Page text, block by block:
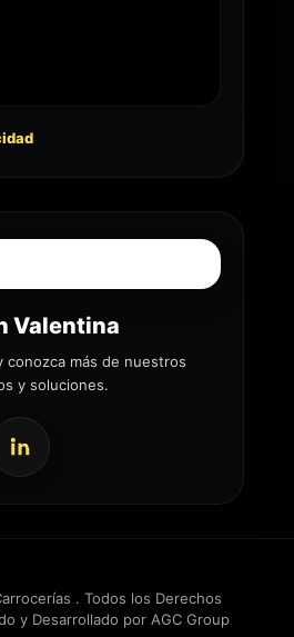
Valentina
conozca más de nuestros
y soluciones.
. Todos los Derechos
y Desarrollado por AGC Group